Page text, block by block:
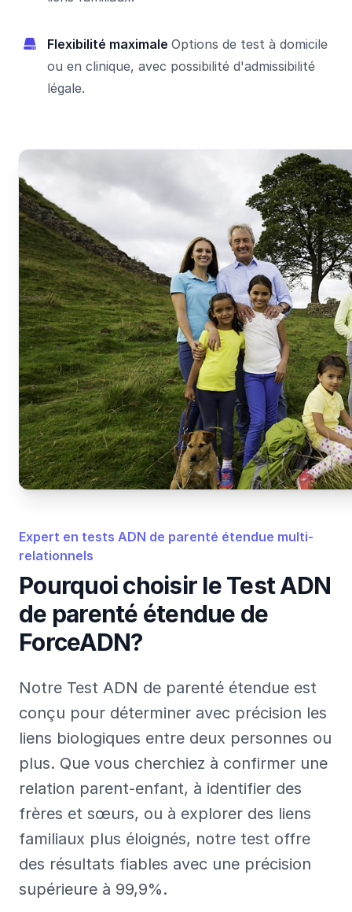
Flexibilité maximale Options de test à domicile
ou en clinique, avec possibilité d'admissibilité
légale.
Expert en tests ADN de parenté étendue multi-
relationnels
Pourquoi choisir le Test ADN
de parenté étendue de
ForceADN?
Notre Test ADN de parenté étendue est
conçu pour déterminer avec précision les
liens biologiques entre deux personnes ou
plus. Que vous cherchiez à confirmer une
relation parent-enfant, à identifier des
frères et sœurs, ou à explorer des liens
familiaux plus éloignés, notre test offre
des résultats fiables avec une précision
supérieure à 99,9%.